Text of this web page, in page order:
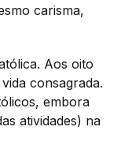
carisma,
Aos oito
consagrada.
embora
atividades) na